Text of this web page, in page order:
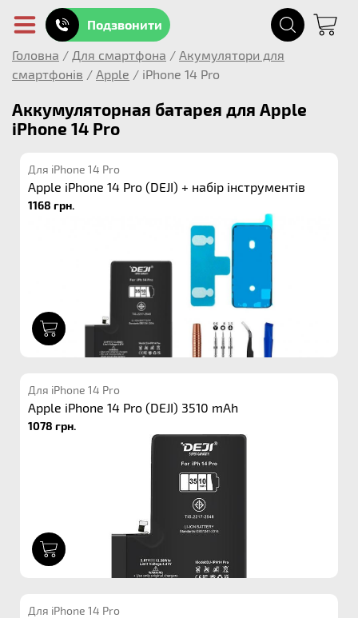
Подзвонити
Головна / Для смартфона / Акумулятори для
смартфонів / Apple / iPhone 14 Pro
Аккумуляторная батарея для Apple
iPhone 14 Pro
Для iPhone 14 Pro
Apple iPhone 14 Pro (DEJI) + набір інструментів
1168 грн.
Для iPhone 14 Pro
Apple iPhone 14 Pro (DEJI) 3510 mAh
1078 грн.
Для iPhone 14 Pro